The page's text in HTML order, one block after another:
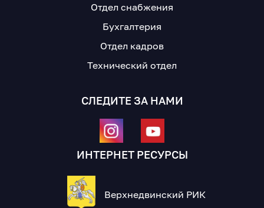
Отдел снабжения
Бухгалтерия
Отдел кадров
Технический отдел
СЛЕДИТЕ ЗА НАМИ
ИНТЕРНЕТ РЕСУРСЫ
Верхнедвинский РИК